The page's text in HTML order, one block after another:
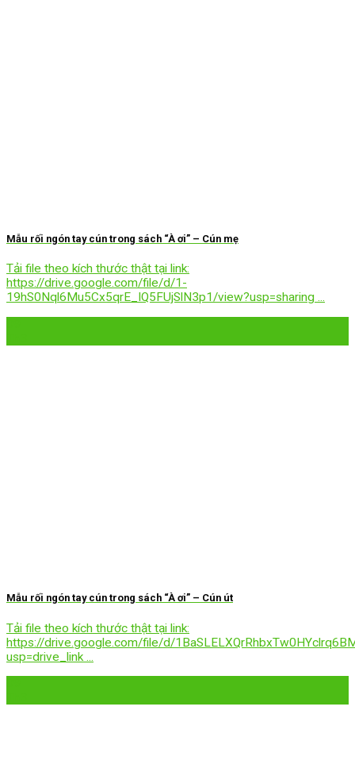
Mẫu rối ngón tay cún trong sách “À ơi” – Cún mẹ
Tải file theo kích thước thật tại link:
https://drive.google.com/file/d/1-
19hS0Nql6Mu5Cx5qrE_IQ5FUjSlN3p1/view?usp=sharing ...
Mẫu rối ngón tay cún trong sách “À ơi” – Cún út
Tải file theo kích thước thật tại link:
https://drive.google.com/file/d/
usp=drive_link ...